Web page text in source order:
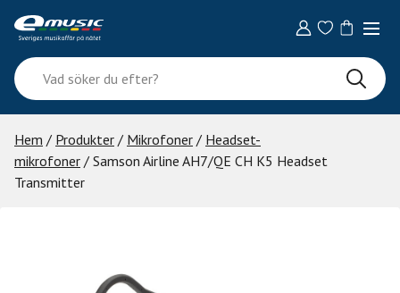
content
Vad
söker
du
efter?
Hem / Produkter / Mikrofoner / Headset-
mikrofoner / Samson Airline AH7/QE CH K5 Headset
Transmitter